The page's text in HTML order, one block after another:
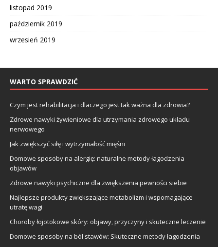
listopad 2019
październik 2019
wrzesień 2019
WARTO SPRAWDZIĆ
Czym jest rehabilitacja i dlaczego jest tak ważna dla zdrowia?
Zdrowe nawyki żywieniowe dla utrzymania zdrowego układu
nerwowego
Jak zwiększyć siłę i wytrzymałość mięśni
Domowe sposoby na alergię: naturalne metody łagodzenia
objawów
Zdrowe nawyki psychiczne dla zwiększenia pewności siebie
Najlepsze produkty zwiększające metabolizm i wspomagające
utratę wagi
Choroby łojotokowe skóry: objawy, przyczyny i skuteczne leczenie
Domowe sposoby na ból stawów: Skuteczne metody łagodzenia